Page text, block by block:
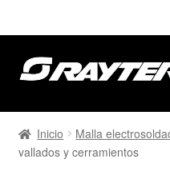
Ir
a
navegación
Ir
al
Chapas Perforadas
Chapas Estampadas
Inicio Malla
vallados y cerramientos